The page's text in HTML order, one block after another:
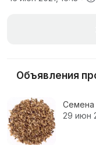
Объявления
Семена
29 июн